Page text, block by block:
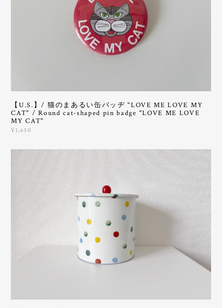
【U.S.】/ 猫のまあるい缶バッヂ "LOVE ME LOVE MY
CAT" / Round cat-shaped pin badge "LOVE ME LOVE
MY CAT"
¥1,650